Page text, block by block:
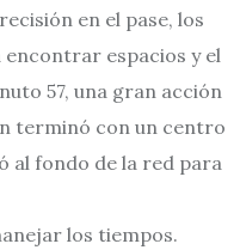
en el pase, los
encontrar espacios y el
57, una gran acción
terminó con un centro
al fondo de la red para
los tiempos.